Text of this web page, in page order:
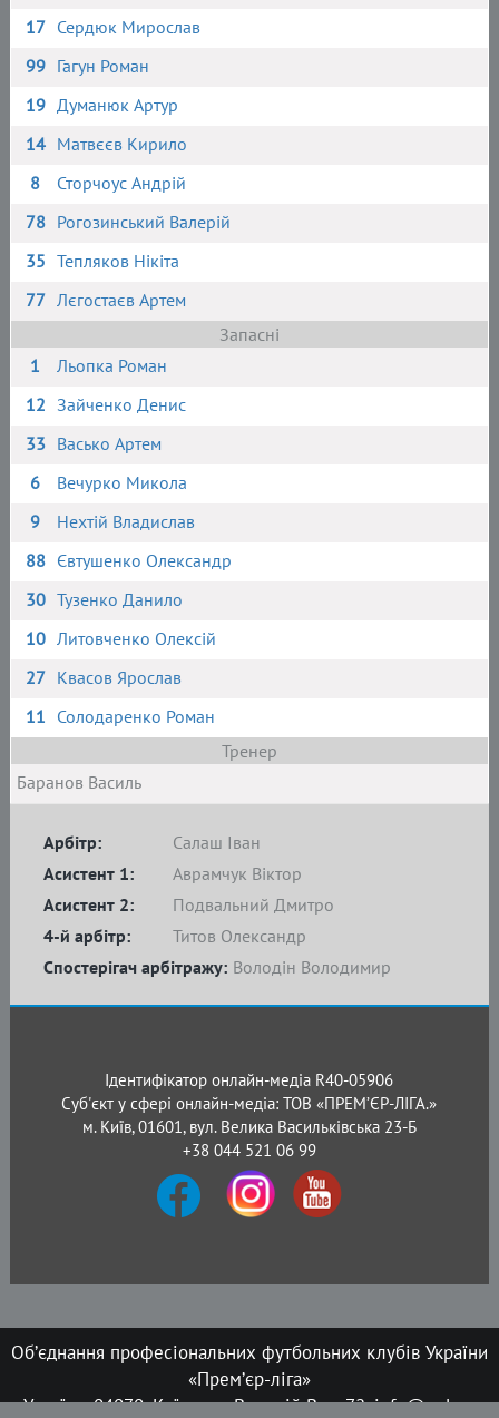
17 Сердюк Мирослав
99 Гагун Роман
19 Думанюк Артур
14 Матвєєв Кирило
8
Сторчоус Андрій
78 Рогозинський Валерій
35 Тепляков Нікіта
77 Лєгостаєв Артем
Запасні
1
Льопка Роман
12 Зайченко Денис
33 Васько Артем
6
Вечурко Микола
9
Нехтій Владислав
88 Євтушенко Олександр
30 Тузенко Данило
10 Литовченко Олексій
27 Квасов Ярослав
11 Солодаренко Роман
Тренер
Баранов Василь
Арбітр:
Салаш Іван
Асистент 1:
Аврамчук Віктор
Асистент 2:
Подвальний Дмитро
4-й арбітр:
Титов Олександр
Спостерігач арбітражу: Володін Володимир
Ідентифікатор онлайн-медіа R40-05906
Суб'єкт у сфері онлайн-медіа: ТОВ «ПРЕМ’ЄР-ЛІГА.»
м. Київ, 01601, вул. Велика Васильківська 23-Б
+38 044 521 06 99
Об’єднання професіональних футбольних клубів України
«Прем’єр-ліга»
Україна, 04070, Київ, вул. Верхній Вал, 72, info@upl.ua